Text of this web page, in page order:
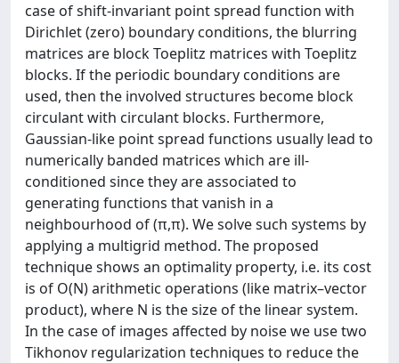
case of shift-invariant point spread function with
Dirichlet (zero) boundary conditions, the blurring
matrices are block Toeplitz matrices with Toeplitz
blocks. If the periodic boundary conditions are
used, then the involved structures become block
circulant with circulant blocks. Furthermore,
Gaussian-like point spread functions usually lead to
numerically banded matrices which are ill-
conditioned since they are associated to
generating functions that vanish in a
neighbourhood of (π,π). We solve such systems by
applying a multigrid method. The proposed
technique shows an optimality property, i.e. its cost
is of O(N) arithmetic operations (like matrix–vector
product), where N is the size of the linear system.
In the case of images affected by noise we use two
Tikhonov regularization techniques to reduce the